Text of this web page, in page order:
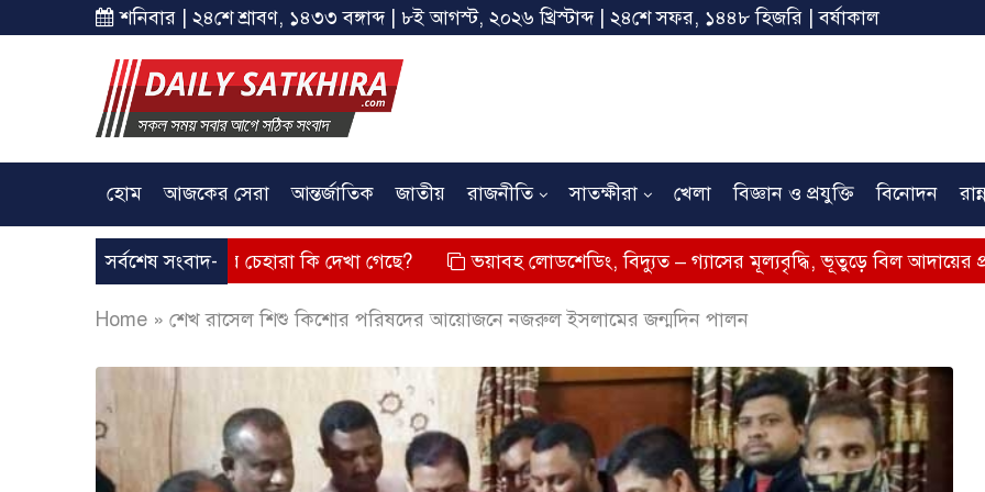
শনিবার | ২৪শে শ্রাবণ, ১৪৩৩ বঙ্গাব্দ | ৮ই আগস্ট, ২০২৬ খ্রিস্টাব্দ | ২৪শে সফর, ১৪৪৮ হিজরি | বর্ষাকাল
হোম আজকের সেরা আন্তর্জাতিক জাতীয় রাজনীতি সাতক্ষীরা খেলা বিজ্ঞান ও প্রযুক্তি বিনোদন
সর্বশেষ সংবাদ-
দিয়েছে? তার চেহারা কি দেখা গেছে? ভয়াবহ লোডশেডিং, বিদ্যুত – গ্যাসের মূল্যবৃদ্ধি, ভূতুড়ে বিল আদায়ের প্রতিবাদে
Home » শেখ রাসেল শিশু কিশোর পরিষদের আয়োজনে নজরুল ইসলামের জন্মদিন পালন